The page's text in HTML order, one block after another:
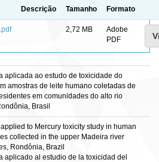
Descrição Tamanho Formato
2,72 MB
Adobe
PDF
aplicada ao estudo de toxicidade do
amostras de leite humano coletadas de
em comunidades do alto rio
Brasil
to Mercury toxicity study in human
collected in the upper Madeira river
Rondônia, Brazil
aplicado al estudio de la toxicidad del